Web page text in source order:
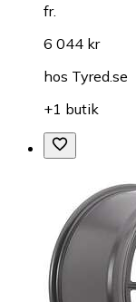
fr.
6 044 kr
hos Tyred.se
+1 butik